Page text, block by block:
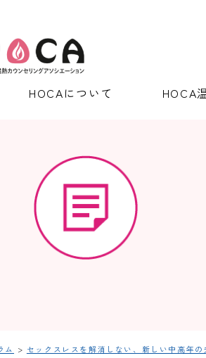
HOCAについて HOCA
ム > セックスレスを解消しない、新しい中高年の